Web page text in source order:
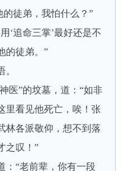
徒弟，我怕什么？”
追命三掌’最好还是不
的徒弟。”
”的坟墓，道：“如非
里看见他死亡，唉！张
林各派敬仰，想不到落
之叹！”
“老前辈，你有一段